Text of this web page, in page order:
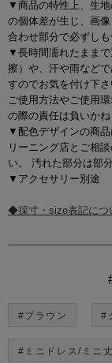
▼商品の特性上、生
の個体差が生じ、画
合わせ部分で必ずし
▼長時間濡れたまま
擦）や、汗や雨など
すのでお気を付け下さ
ご使用方法やご使用
の際の責任は負いか
▼配色デザインの商
リーニング店とご相
い。 汚れた部分は部
▼アクセサリー別途
◆採寸・size表記につ
#ブラウン #
#ミニドレス/ミニ丈